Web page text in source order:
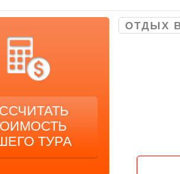
ТУРА
ОТДЫХ